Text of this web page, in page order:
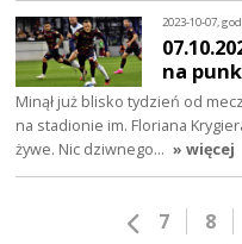
2023-10-07,
na
Minął już blisko tydzień od
na stadionie im. Floriana
żywe. Nic dziwnego… » więcej
7 8